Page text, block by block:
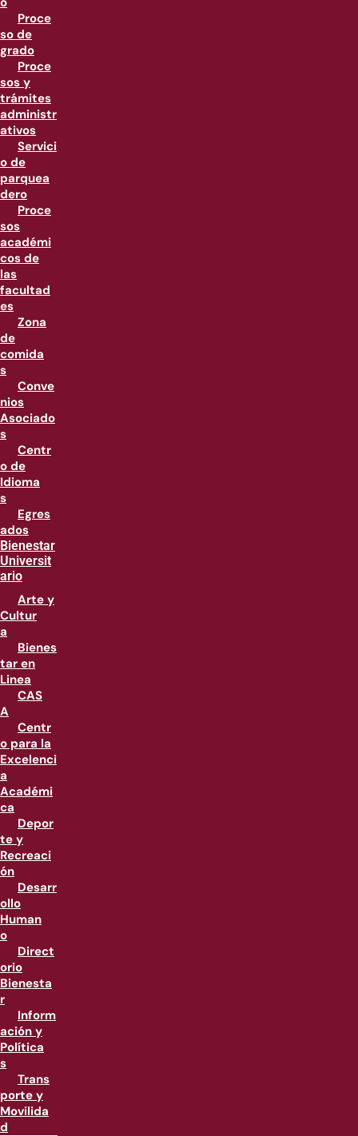
Proce
so de
grado
Proce
sos y
trámites
administr
ativos
Servici
o de
parquea
dero
Proce
sos
académi
cos de
las
facultad
es
Zona
de
comida
s
Conve
nios
Asociado
s
Centr
o de
Idioma
s
Egres
ados
Bienestar
Universit
ario
Arte y
Cultur
a
Bienes
tar en
Linea
CAS
A
Centr
o para la
Excelenci
a
Académi
ca
Depor
te y
Recreaci
ón
Desarr
ollo
Human
o
Direct
orio
Bienesta
r
Inform
ación y
Política
s
Trans
porte y
Movilida
d